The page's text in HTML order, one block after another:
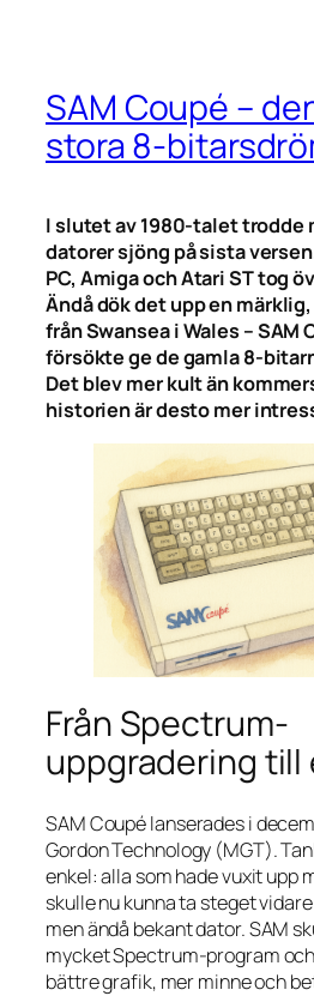
SAM Coupé –
stora 8-
I slutet av 1980-talet trodde
datorer sjöng på sista
PC, Amiga och Atari ST tog
Ändå dök det upp en
från Swansea i Wales – SAM
försökte ge de gamla 8-
Det blev mer kult än
historien är desto mer
Från Spectrum-
uppgradering till
SAM Coupé lanserades i
Gordon Technology (MGT).
enkel: alla som hade vuxit upp
skulle nu kunna ta steget
men ändå bekant dator. SAM
mycket Spectrum-program
bättre grafik, mer minne och